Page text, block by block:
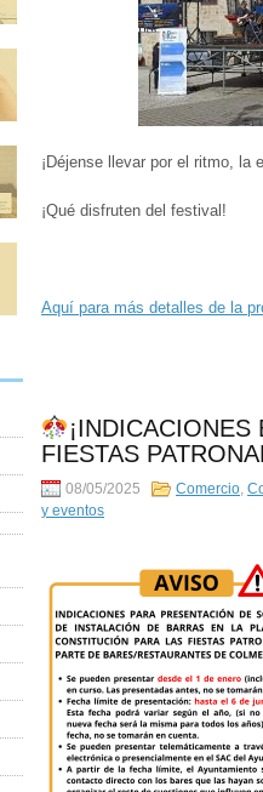
¡Déjense llevar por el ritmo, la
¡Qué disfruten del festival!
Aquí para más detalles de la
FIESTAS
08/05/2025 Comercio
y eventos